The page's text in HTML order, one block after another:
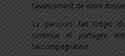
l’avancement de votre
Le parcours fait l’objet
continue et partagée
l’accompagnateur.